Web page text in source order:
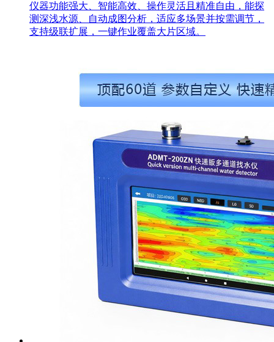
仪器功能强大、智能高效、操作灵活且精准自由，能探
测深浅水源、自动成图分析，适应多场景并按需调节，
支持级联扩展，一键作业覆盖大片区域。